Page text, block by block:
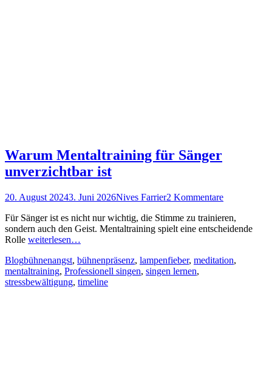
Warum Mentaltraining für Sänger
unverzichtbar ist
Posted
20. August 20243. Juni 2026Autor
Nives Farrier2 Kommentare
Für Sänger ist es nicht nur wichtig, die Stimme zu trainieren,
sondern auch den Geist. Mentaltraining spielt eine entscheidende
Rolle weiterlesen…
Kategorien
BlogSchlagworte
bühnenangst, bühnenpräsenz, lampenfieber, meditation,
mentaltraining, Professionell singen, singen lernen,
stressbewältigung, timeline